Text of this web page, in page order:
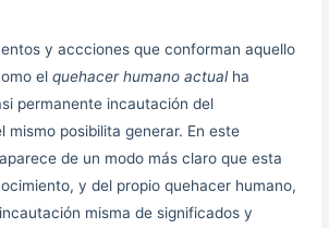
y accciones que conforman aquello
elquehacer humano actualha
permanente incautación del
mismo posibilita generar. En este
de un modo más claro que esta
y del propio quehacer humano,
misma de significados y